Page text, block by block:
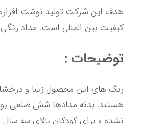
کیفیت بین المللی است. مداد
توضیحات :
نشده و برای کودکان بالای سه